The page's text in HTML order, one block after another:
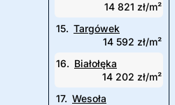
14 821 zł/m²
15. Targówek
14 592 zł/m²
16. Białołęka
14 202 zł/m²
17. Wesoła